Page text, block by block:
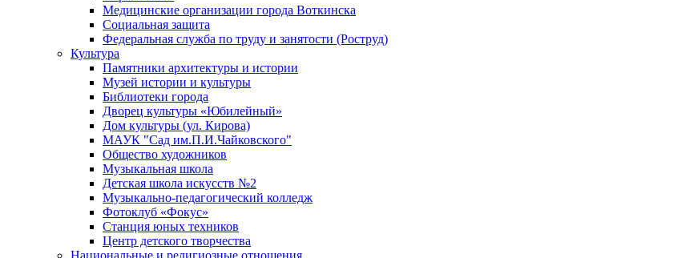
Медицинские организации города Воткинска
Социальная защита
Федеральная служба по труду и занятости (Роструд)
Культура
Памятники архитектуры и истории
Музей истории и культуры
Библиотеки города
Дворец культуры «Юбилейный»
Дом культуры (ул. Кирова)
МАУК "Сад им.П.И.Чайковского"
Общество художников
Музыкальная школа
Детская школа искусств №2
Музыкально-педагогический колледж
Фотоклуб «Фокус»
Станция юных техников
Центр детского творчества
Национальные и религиозные отношения